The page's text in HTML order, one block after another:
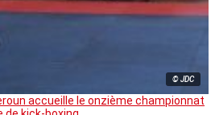
© JDC
accueille le onzième championnat